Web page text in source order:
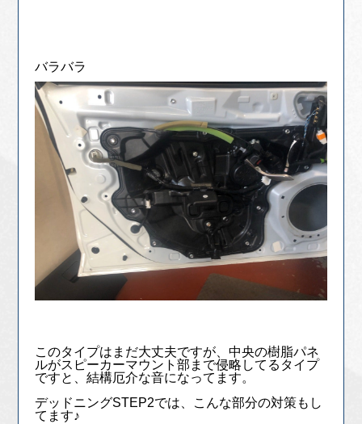
バラバラ
このタイプはまだ大丈夫ですが、中央の樹脂パネ
ルがスピーカーマウント部まで侵略してるタイプ
ですと、結構厄介な音になってます。
デッドニングSTEP2では、こんな部分の対策もし
てます♪